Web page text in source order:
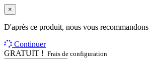
×
D'après ce produit, nous vous recommandons
Continuer
GRATUIT ! Frais de configuration